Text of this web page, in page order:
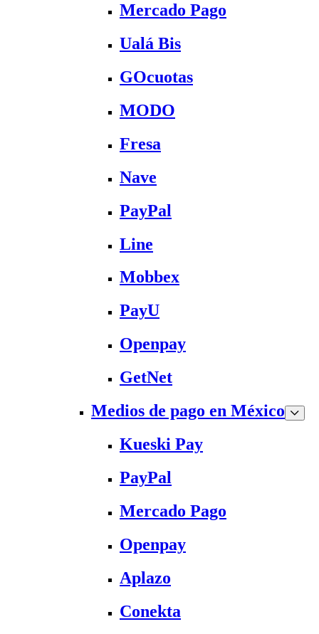
Mercado Pago
Ualá Bis
GOcuotas
MODO
Fresa
Nave
PayPal
Line
Mobbex
PayU
Openpay
GetNet
Medios de pago en México
Kueski Pay
PayPal
Mercado Pago
Openpay
Aplazo
Conekta